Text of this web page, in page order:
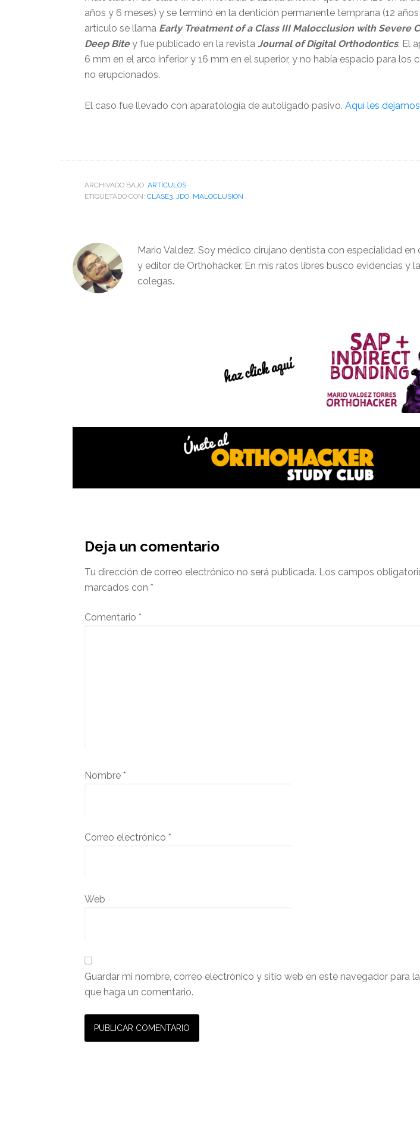
años y 6 meses) y se terminó en la dentición permanente temprana (12
artículo se llama Early Treatment of a Class III Malocclusion with Severe
Deep Bitey fue publicado en la revista Journal of Digital Orthodontics. El
6 mm en el arco inferior y 16 mm en el superior, y no había espacio para los
no erupcionados.
El caso fue llevado con aparatología de autoligado pasivo. Aquí les
ARCHIVADO BAJO: ARTÌCULOS
ETIQUETADO CON: CLASE3, JDO, MALOCLUSIÓN
Mario Valdez. Soy médico cirujano dentista con especialidad
y editor de Orthohacker. En mis ratos libres busco evidencias y
colegas.
del
lector
Deja un comentario
Tu dirección de correo electrónico no será publicada. Los campos
marcados con *
Comentario *
Nombre *
Correo electrónico *
Web
Guardar mi nombre, correo electrónico y sitio web en este navegador para
que haga un comentario.